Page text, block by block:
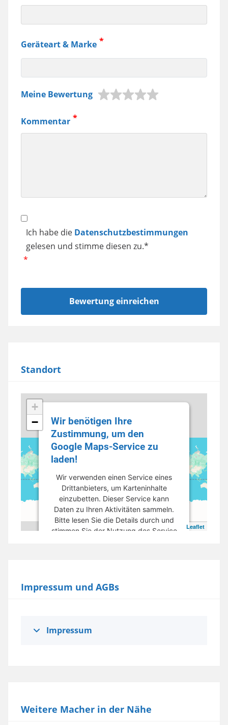
Geräteart & Marke
Jura
Samsung
Meine Bewertung
Kommentar
Datenschutz
Ich habe die Datenschutzbestimmungen
gelesen und stimme diesen zu.*
Standort
+
−
Leaflet
Wir benötigen Ihre
Zustimmung, um den
Google Maps-Service zu
laden!
Wir verwenden einen Service eines
Drittanbieters, um Karteninhalte
einzubetten. Dieser Service kann
Daten zu Ihren Aktivitäten sammeln.
Bitte lesen Sie die Details durch und
stimmen Sie der Nutzung des Service
Impressum und AGBs
Impressum
Weitere Macher in der Nähe